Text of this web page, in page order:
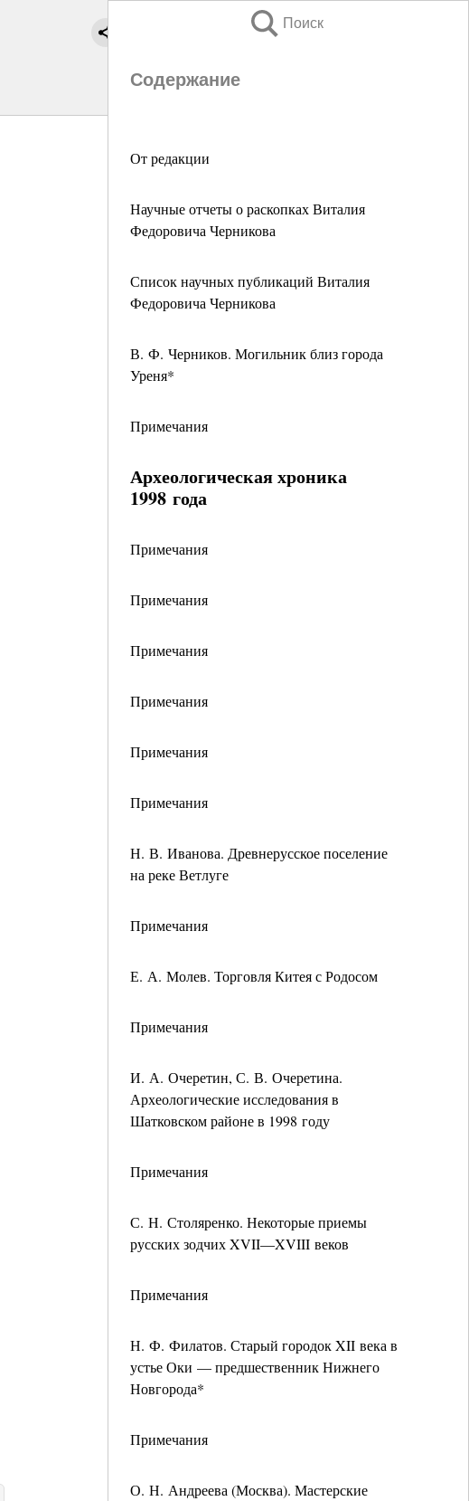
Поиск
Содержание
От редакции
Научные отчеты о раскопках Виталия
Федоровича Черникова
Список научных публикаций Виталия
Федоровича Черникова
В. Ф. Черников. Могильник близ города
Уреня*
Примечания
Археологическая хроника
1998 года
Примечания
Примечания
Примечания
Примечания
Примечания
Примечания
Н. В. Иванова. Древнерусское поселение
на реке Ветлуге
Примечания
Е. А. Молев. Торговля Китея с Родосом
Примечания
И. А. Очеретин, С. В. Очеретина.
Археологические исследования в
Шатковском районе в 1998 году
Примечания
С. Н. Столяренко. Некоторые приемы
русских зодчих XVII—XVIII веков
Примечания
Н. Ф. Филатов. Старый городок XII века в
устье Оки — предшественник Нижнего
Новгорода*
Примечания
О. Н. Андреева (Москва). Мастерские